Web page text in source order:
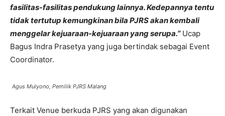
fasilitas-fasilitas pendukung lainnya. Kedepannya tentu
tidak tertutup kemungkinan bila PJRS akan kembali
menggelar kejuaraan-kejuaraan yang serupa.”Ucap
Bagus Indra Prasetya yang juga bertindak sebagai Event
Coordinator.
Agus Mulyono, Pemilik PJRS Malang
Terkait Venue berkuda PJRS yang akan digunakan